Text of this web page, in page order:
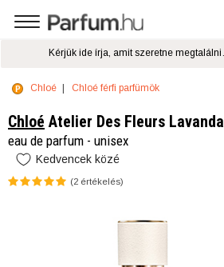
Chloé Chloé férfi parfümök
Chloé Atelier Des Fleurs Lavanda
eau de parfum - unisex
Kedvencek közé
(2 értékelés)